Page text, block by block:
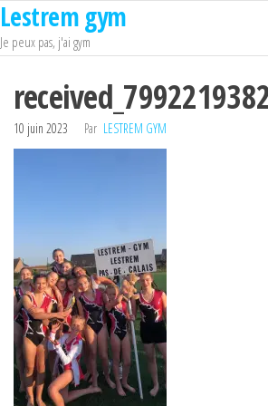
Lestrem gym
Je peux pas, j'ai gym
10 juin 2023 Par LESTREM GYM